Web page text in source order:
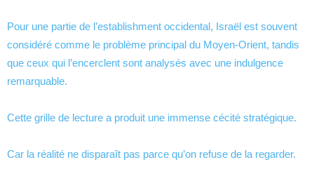
Pour une partie de l’establishment occidental, Israël est souvent
considéré comme le problème principal du Moyen-Orient, tandis
que ceux qui l’encerclent sont analysés avec une indulgence
remarquable.
Cette grille de lecture a produit une immense cécité stratégique.
Car la réalité ne disparaît pas parce qu’on refuse de la regarder.